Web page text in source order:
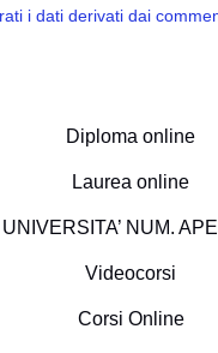
i dati derivati dai
Diploma online
Laurea online
UNIVERSITA’ NUM.
Videocorsi
Corsi Online